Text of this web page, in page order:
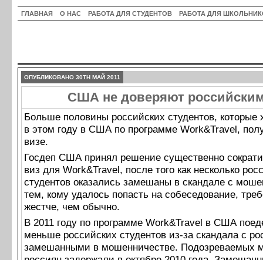
ГЛАВНАЯ О НАС РАБОТА ДЛЯ СТУДЕНТОВ РАБОТА ДЛЯ
ОПУБЛИКОВАНО 30TH МАЙ 2011
США не доверяют
Больше половины российских студентов, которые
в этом году в США по программе Work&Travel,
визе.
Госдеп США принял решение существенно
виз для Work&Travel, после того как несколько
студентов оказались замешаны в скандале с
тем, кому удалось попасть на собеседование,
жестче, чем обычно.
В 2011 году по программе Work&Travel в США
меньше российских студентов из-за скандала с
замешанными в мошенничестве. Подозреваемых